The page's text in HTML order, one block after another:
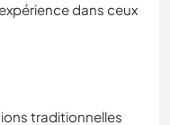
dans ceux
traditionnelles